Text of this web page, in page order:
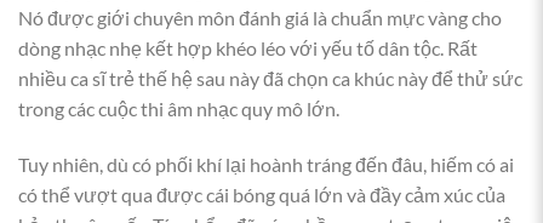
Nó được giới chuyên môn đánh giá là chuẩn mực vàng cho
dòng nhạc nhẹ kết hợp khéo léo với yếu tố dân tộc. Rất
nhiều ca sĩ trẻ thế hệ sau này đã chọn ca khúc này để thử sức
trong các cuộc thi âm nhạc quy mô lớn.
Tuy nhiên, dù có phối khí lại hoành tráng đến đâu, hiếm có ai
có thể vượt qua được cái bóng quá lớn và đầy cảm xúc của